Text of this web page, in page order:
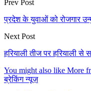
Prev Post
प्रदेश के युवाओं को रोजगार
Next Post
हरियाली तीज पर हरियाली से
You might also like More
ब्रेकिंग न्यूज़